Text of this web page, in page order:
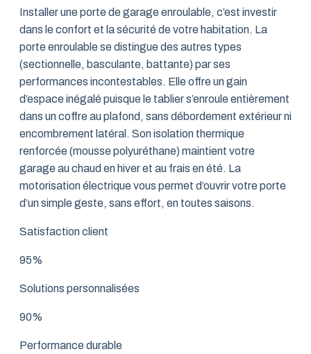
Installer une porte de garage enroulable, c’est investir
dans le confort et la sécurité de votre habitation. La
porte enroulable se distingue des autres types
(sectionnelle, basculante, battante) par ses
performances incontestables. Elle offre un gain
d’espace inégalé puisque le tablier s’enroule entièrement
dans un coffre au plafond, sans débordement extérieur ni
encombrement latéral. Son isolation thermique
renforcée (mousse polyuréthane) maintient votre
garage au chaud en hiver et au frais en été. La
motorisation électrique vous permet d’ouvrir votre porte
d’un simple geste, sans effort, en toutes saisons.
Satisfaction client
95%
Solutions personnalisées
90%
Performance durable